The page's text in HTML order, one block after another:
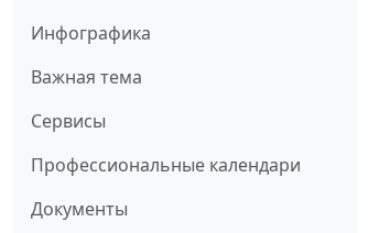
Инфографика
Важная тема
Сервисы
Профессиональные календари
Документы